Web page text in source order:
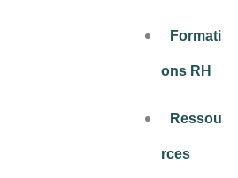
Formati
ons RH
Ressou
rces